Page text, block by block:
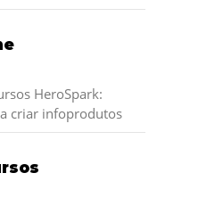
HeroSpark:
criar infoprodutos